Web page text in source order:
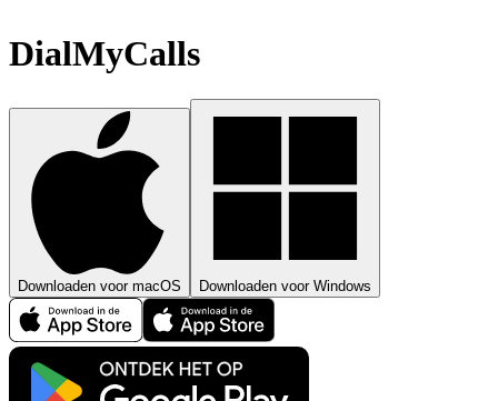
DialMyCalls
Downloaden voor macOS Downloaden voor Windows